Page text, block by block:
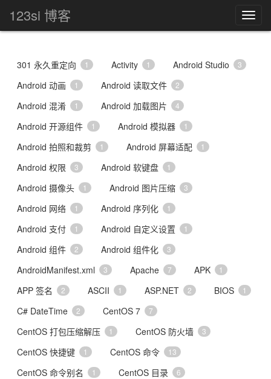
123si 博客
301 永久重定向 1 Activity 1 Android Studio 3
Android 动画 1 Android 读取文件 2
Android 混淆 1 Android 加载图片 4
Android 开源组件 1 Android 模拟器 1
Android 拍照和裁剪 1 Android 屏幕适配 1
Android 权限 3 Android 软键盘 1
Android 摄像头 1 Android 图片压缩 3
Android 网络 1 Android 序列化 1
Android 支付 1 Android 自定义设置 1
Android 组件 2 Android 组件化 3
AndroidManifest.xml 3 Apache 7 APK 1
APP 签名 2 ASCII 1 ASP.NET 2 BIOS 1
C# DateTime 2 CentOS 7 7
CentOS 打包压缩解压 1 CentOS 防火墙 3
CentOS 快捷键 1 CentOS 命令 13
CentOS 命令别名 1 CentOS 目录 6